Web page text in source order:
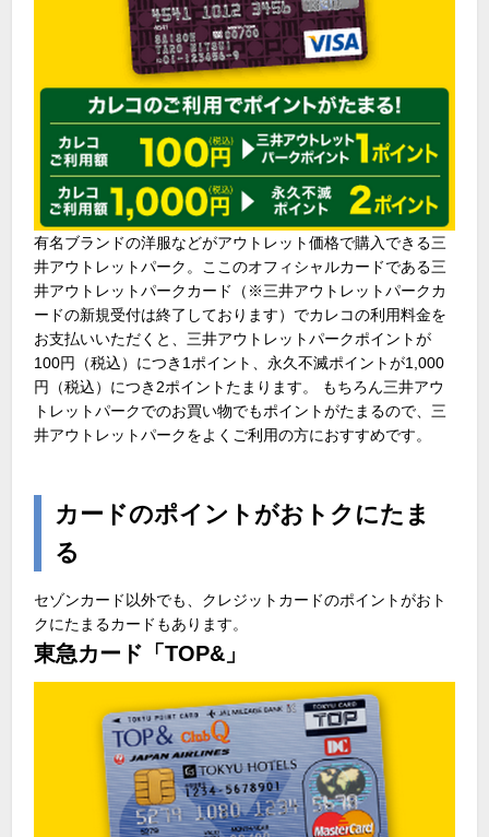
有名ブランドの洋服などがアウトレット価格で購入できる三
井アウトレットパーク。ここのオフィシャルカードである三
井アウトレットパークカード（※三井アウトレットパークカ
ードの新規受付は終了しております）でカレコの利用料金を
お支払いいただくと、三井アウトレットパークポイントが
100円（税込）につき1ポイント、永久不滅ポイントが1,000
円（税込）につき2ポイントたまります。 もちろん三井アウ
トレットパークでのお買い物でもポイントがたまるので、三
井アウトレットパークをよくご利用の方におすすめです。
カードのポイントがおトクにたま
る
セゾンカード以外でも、クレジットカードのポイントがおト
クにたまるカードもあります。
東急カード「TOP&」